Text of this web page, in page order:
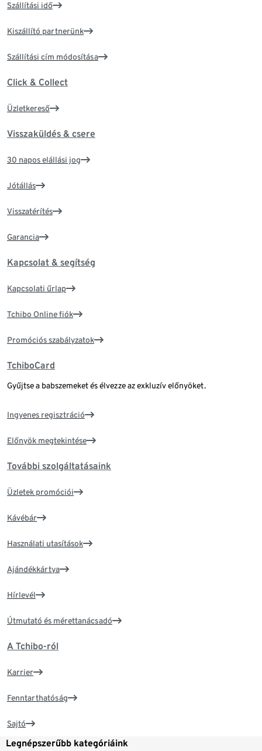
Szállítási idő
Kiszállító partnerünk
Szállítási cím módosítása
Click & Collect
Üzletkereső
Visszaküldés & csere
30 napos elállási jog
Jótállás
Visszatérítés
Garancia
Kapcsolat & segítség
Kapcsolati űrlap
Tchibo Online fiók
Promóciós szabályzatok
TchiboCard
Gyűjtse a babszemeket és élvezze az exkluzív előnyöket.
Ingyenes regisztráció
Előnyök megtekintése
További szolgáltatásaink
Üzletek promóciói
Kávébár
Használati utasítások
Ajándékkártya
Hírlevél
Útmutató és mérettanácsadó
A Tchibo-ról
Karrier
Fenntarthatóság
Sajtó
Legnépszerűbb kategóriáink